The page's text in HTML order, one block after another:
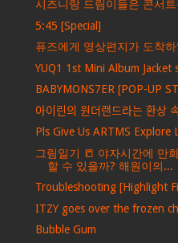
시즈니랑 드림이들은 콘서
5:45 [Special]
퓨즈에게 영상편지가 도착
YUQ1 1st Mini Album
BABYMONS7ER [POP-UP
아이린의 원더랜드라는 환상
Pls Give Us ARTMS
그림일기 📒 야자시간에 만
할 수 있을까? 해원이의...
Troubleshooting [Highlight
ITZY goes over the frozen
Bubble Gum